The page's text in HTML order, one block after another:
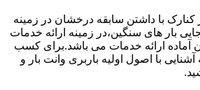
کنارک با داشتن سابقه درخشان در زمینه
بار های سنگین،در زمینه ارائه خدمات
آماده ارائه خدمات می باشد.برای کسب
با اصول اولیه باربری وانت بار و